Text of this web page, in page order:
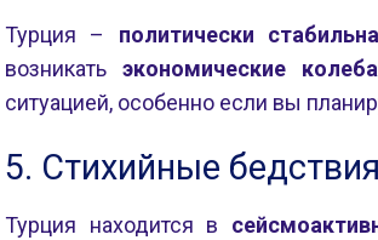
Турция – политически
возникать экономические
ситуацией, особенно если вы
5. Стихийные
Турция находится в